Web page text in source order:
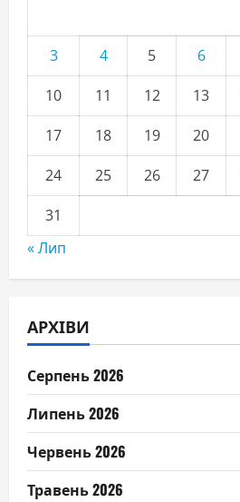
3
4 5 6
10
11 12 13
17
18 19 20
24
25 26 27
31
« Лип
АРХІВИ
Серпень 2026
Липень 2026
Червень 2026
Травень 2026